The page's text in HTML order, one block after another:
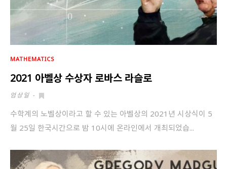
MATHEMATICS
2021 아벨상 수상자 로바스 라슬로
엄상일 -
수학계의 노벨상이라고 할 수 있는 아벨상의 2021년 시상식이 5
월 25일 한국시간으로 밤 10시에 온라인에서 개최되었습...